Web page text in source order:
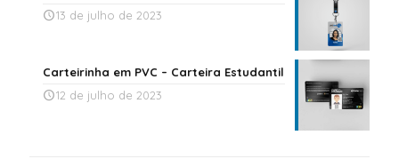
13 de julho de 2023
Carteirinha em PVC – Carteira Estudantil
12 de julho de 2023